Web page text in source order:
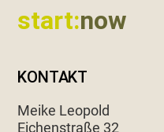
start:now
KONTAKT
Meike Leopold
Eichen­straße 32